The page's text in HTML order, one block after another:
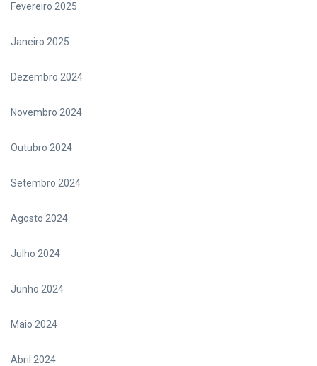
Fevereiro 2025
Janeiro 2025
Dezembro 2024
Novembro 2024
Outubro 2024
Setembro 2024
Agosto 2024
Julho 2024
Junho 2024
Maio 2024
Abril 2024